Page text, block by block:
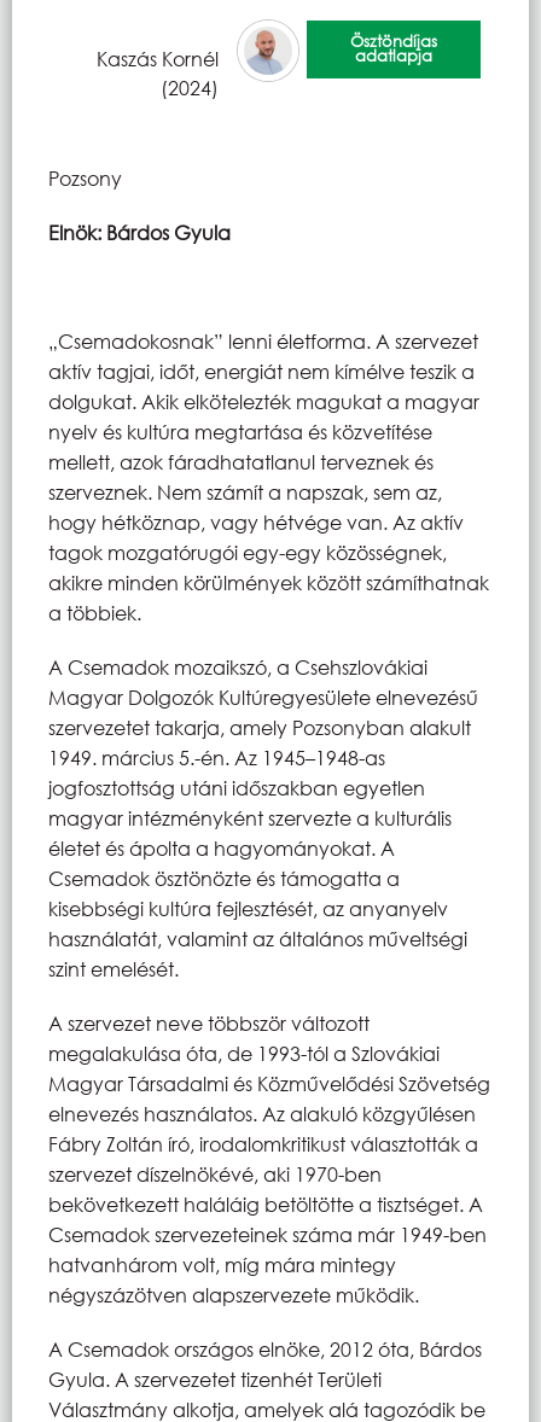
Kaszás Kornél
(2024)
Ösztöndíjas
adatlapja
Pozsony
Elnök: Bárdos Gyula
„Csemadokosnak” lenni életforma. A szervezet
aktív tagjai, időt, energiát nem kímélve teszik a
dolgukat. Akik elkötelezték magukat a magyar
nyelv és kultúra megtartása és közvetítése
mellett, azok fáradhatatlanul terveznek és
szerveznek. Nem számít a napszak, sem az,
hogy hétköznap, vagy hétvége van. Az aktív
tagok mozgatórugói egy-egy közösségnek,
akikre minden körülmények között számíthatnak
a többiek.
A Csemadok mozaikszó, a Csehszlovákiai
Magyar Dolgozók Kultúregyesülete elnevezésű
szervezetet takarja, amely Pozsonyban alakult
1949. március 5.-én. Az 1945–1948-as
jogfosztottság utáni időszakban egyetlen
magyar intézményként szervezte a kulturális
életet és ápolta a hagyományokat. A
Csemadok ösztönözte és támogatta a
kisebbségi kultúra fejlesztését, az anyanyelv
használatát, valamint az általános műveltségi
szint emelését.
A szervezet neve többször változott
megalakulása óta, de 1993-tól a Szlovákiai
Magyar Társadalmi és Közművelődési Szövetség
elnevezés használatos. Az alakuló közgyűlésen
Fábry Zoltán író, irodalomkritikust választották a
szervezet díszelnökévé, aki 1970-ben
bekövetkezett haláláig betöltötte a tisztséget. A
Csemadok szervezeteinek száma már 1949-ben
hatvanhárom volt, míg mára mintegy
négyszázötven alapszervezete működik.
A Csemadok országos elnöke, 2012 óta, Bárdos
Gyula. A szervezetet tizenhét Területi
Választmány alkotja, amelyek alá tagozódik be